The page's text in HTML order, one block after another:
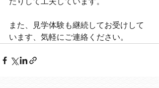
また、見学体験も継続してお受けして
います、気軽にご連絡ください。